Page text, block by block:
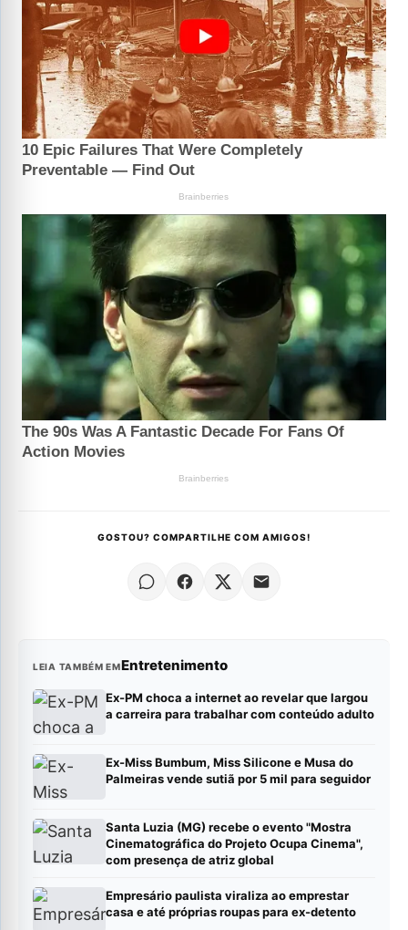
GOSTOU? COMPARTILHE COM AMIGOS!
LEIA TAMBÉM EMEntretenimento
Ex-PM choca a internet ao revelar que largou
a carreira para trabalhar com conteúdo adulto
Ex-Miss Bumbum, Miss Silicone e Musa do
Palmeiras vende sutiã por 5 mil para seguidor
Santa Luzia (MG) recebe o evento "Mostra
Cinematográfica do Projeto Ocupa Cinema",
com presença de atriz global
Empresário paulista viraliza ao emprestar
casa e até próprias roupas para ex-detento